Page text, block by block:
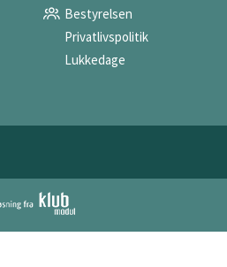
Bestyrelsen
Privatlivspolitik
Lukkedage